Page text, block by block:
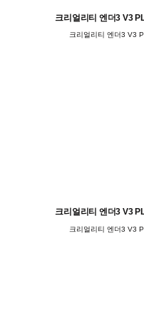
크리얼리티 엔더3 V3
크리얼리티 엔더3 V3
크리얼리티 엔더3 V3
크리얼리티 엔더3 V3